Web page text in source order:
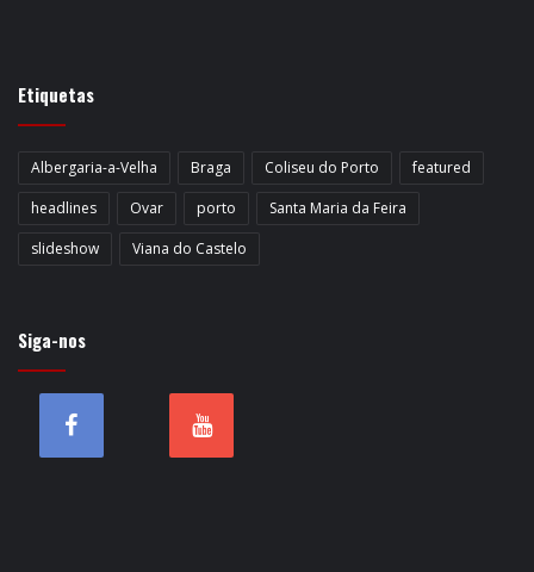
Etiquetas
Albergaria-a-Velha Braga Coliseu do Porto
featured
headlines
Ovar porto
Santa Maria da Feira
slideshow
Viana do Castelo
Siga-nos